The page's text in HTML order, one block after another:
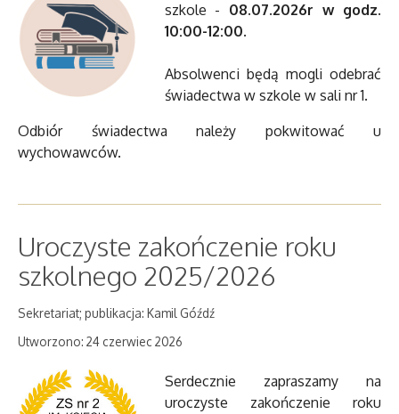
szkole - 08.07.2026r w godz.
10:00-12:00.
Absolwenci będą mogli odebrać
świadectwa w szkole w sali nr 1.
Odbiór świadectwa należy pokwitować u
wychowawców.
Uroczyste zakończenie roku
szkolnego 2025/2026
Sekretariat; publikacja: Kamil Góźdź
Utworzono: 24 czerwiec 2026
Serdecznie zapraszamy na
uroczyste zakończenie roku